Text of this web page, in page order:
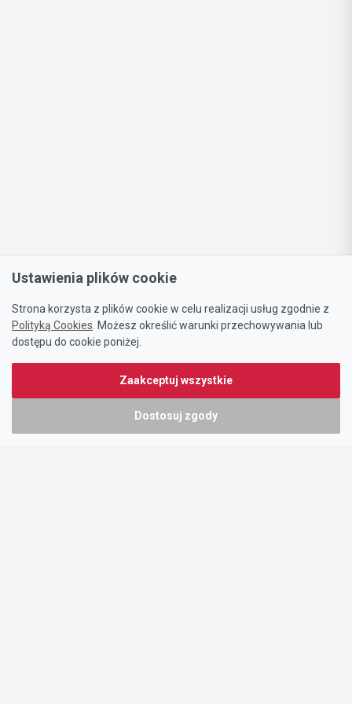
Ustawienia plików cookie
Strona korzysta z plików cookie w celu realizacji usług zgodnie z
Polityką Cookies . Możesz określić warunki przechowywania lub
dostępu do cookie poniżej.
Zaakceptuj wszystkie
Dostosuj zgody